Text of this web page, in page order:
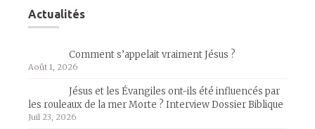
Actualités
Comment s’appelait vraiment Jésus ?
Août 1, 2026
Jésus et les Évangiles ont-ils été influencés par
les rouleaux de la mer Morte ? Interview Dossier Biblique
Juil 23, 2026